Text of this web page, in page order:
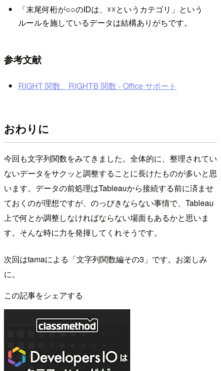
「末尾何桁が○○のIDは、☓☓というカテゴリ」という
ルールを施しているデータは結構ありがちです。
参考文献
RIGHT 関数、RIGHTB 関数 - Office サポート
おわりに
今回も文字列関数をみてきました。全体的に、整理されてい
ないデータをサクッと調整することに長けたものが多いと思
います。データの前処理はTableauから接続する前に済ませ
ておくのが理想ですが、のっぴきならない事情で、Tableau
上で何とか調整しなければならない場面もあるかと思いま
す。そんな時に力を発揮してくれそうです。
次回はtamaによる「文字列関数編その3」です。お楽しみ
に。
この記事をシェアする